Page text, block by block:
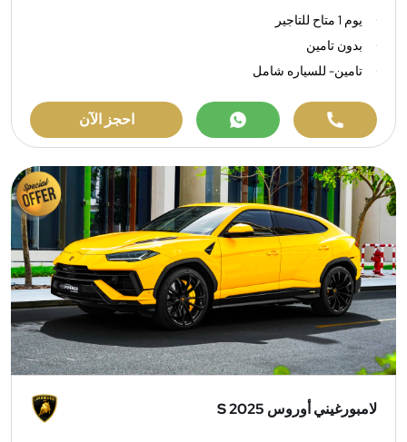
يوم 1 متاح للتاجير
بدون تامين
تامين- للسياره شامل
احجز الآن
لامبورغيني أوروس S 2025